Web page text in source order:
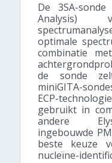
De 3SA-
Analysis)
optimale
combinatie
de sonde
miniGITA-
ECP-
gebruikt in
andere
ingebouwde
beste keuze
nucleïne-